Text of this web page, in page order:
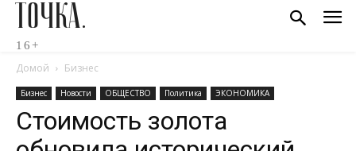
ТОЧКА.
16+
Домой Бизнес
Бизнес Новости ОБЩЕСТВО Политика ЭКОНОМИКА
Стоимость золота